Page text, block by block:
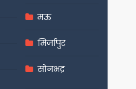
मऊ
मिर्जापुर
सोनभद्र